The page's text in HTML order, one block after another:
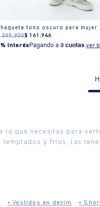
tono oscuro para mujer
299.900$ 161 .946
Interés Pagando a 3 cuotas.ver
lo que necesitas para
templados y fríos, las
• Vestidos en denim •